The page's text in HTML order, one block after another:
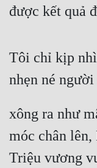
được kết quả
Tôi chỉ kịp
nhẹn né
xông ra như
móc chân
Triệu vương